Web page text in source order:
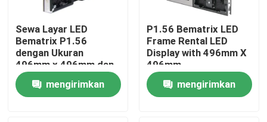
Rumah
Produk
Sewa Layar LED
Bematrix P1.56
dengan Ukuran
496mm x 496mm dan
Teknologi GOB
mengirimkan
P1.56 Bematrix LED
Frame Rental LED
Display with 496mm X
496mm
mengirimkan